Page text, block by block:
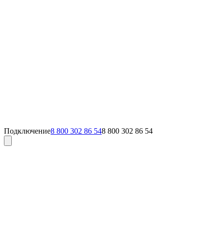
Подключение8 800 302 86 548 800 302 86 54